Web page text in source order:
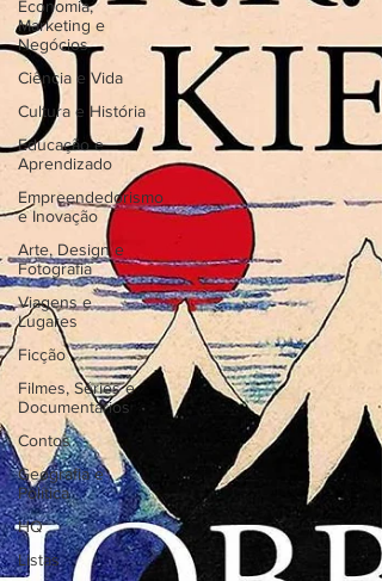
Economia,
Marketing e
Negócios
Ciência e Vida
Cultura e História
Educação e
Aprendizado
Empreendedorismo
e Inovação
Arte, Design e
Fotografia
Viagens e
Lugares
Ficção
Filmes, Séries e
Documentários
Contos
Geografia e
Política
HQ
Listas